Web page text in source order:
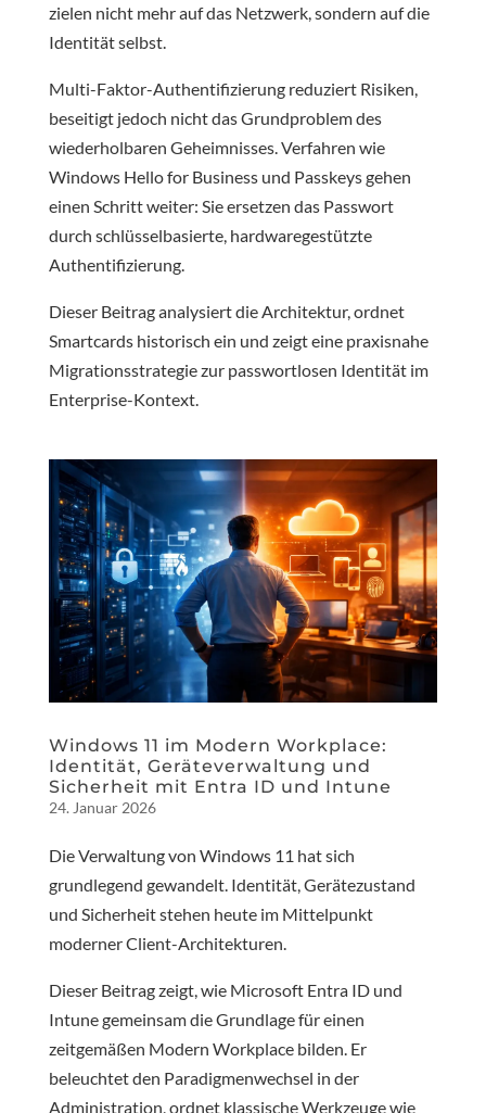
zielen nicht mehr auf das Netzwerk, sondern auf die
Identität selbst.
Multi-Faktor-Authentifizierung reduziert Risiken,
beseitigt jedoch nicht das Grundproblem des
wiederholbaren Geheimnisses. Verfahren wie
Windows Hello for Business und Passkeys gehen
einen Schritt weiter: Sie ersetzen das Passwort
durch schlüsselbasierte, hardwaregestützte
Authentifizierung.
Dieser Beitrag analysiert die Architektur, ordnet
Smartcards historisch ein und zeigt eine praxisnahe
Migrationsstrategie zur passwortlosen Identität im
Enterprise-Kontext.
Windows 11 im Modern Workplace:
Identität, Geräteverwaltung und
Sicherheit mit Entra ID und Intune
24. Januar 2026
Die Verwaltung von Windows 11 hat sich
grundlegend gewandelt. Identität, Gerätezustand
und Sicherheit stehen heute im Mittelpunkt
moderner Client-Architekturen.
Dieser Beitrag zeigt, wie Microsoft Entra ID und
Intune gemeinsam die Grundlage für einen
zeitgemäßen Modern Workplace bilden. Er
beleuchtet den Paradigmenwechsel in der
Administration, ordnet klassische Werkzeuge wie